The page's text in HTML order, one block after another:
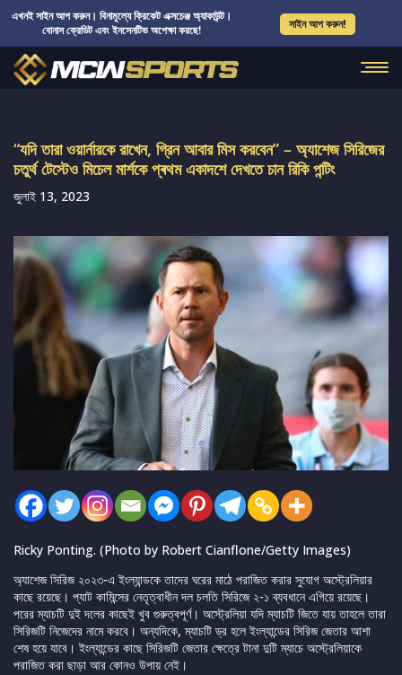
এখনই সাইন আপ করুন। বিনামূল্যে ক্রিকেট এক্সচেঞ্জ অ্যাকাউন্ট।
বোনাস ক্রেডিট এবং ইনসেনটিভ অপেক্ষা করছে!
সাইন আপ করুন!
“যদি তারা ওয়ার্নারকে রাখেন, গ্রিন আবার মিস করবেন” – অ্যাশেজ সিরিজের
চতুর্থ টেস্টেও মিচেল মার্শকে প্ৰথম একাদশে দেখতে চান রিকি পন্টিং
জুলাই 13, 2023
Ricky Ponting. (Photo by Robert Cianflone/Getty Images)
অ্যাশেজ সিরিজ ২০২৩-এ ইংল্যান্ডকে তাদের ঘরের মাঠে পরাজিত করার সুযোগ অস্ট্রেলিয়ার
কাছে রয়েছে। প্যাট কামিন্সের নেতৃত্বাধীন দল চলতি সিরিজে ২-১ ব্যবধানে এগিয়ে রয়েছে।
পরের ম্যাচটি দুই দলের কাছেই খুব গুরুত্বপূর্ণ। অস্ট্রেলিয়া যদি ম্যাচটি জিতে যায় তাহলে তারা
সিরিজটি নিজেদের নামে করবে। অন্যদিকে, ম্যাচটি ড্র হলে ইংল্যান্ডের সিরিজ জেতার আশা
শেষ হয়ে যাবে। ইংল্যান্ডের কাছে সিরিজটি জেতার ক্ষেত্রে টানা দুটি ম্যাচে অস্ট্রেলিয়াকে
পরাজিত করা ছাড়া আর কোনও উপায় নেই।